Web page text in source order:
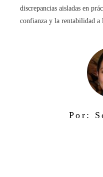
discrepancias aisladas en
confianza y la rentabilidad a
Por: